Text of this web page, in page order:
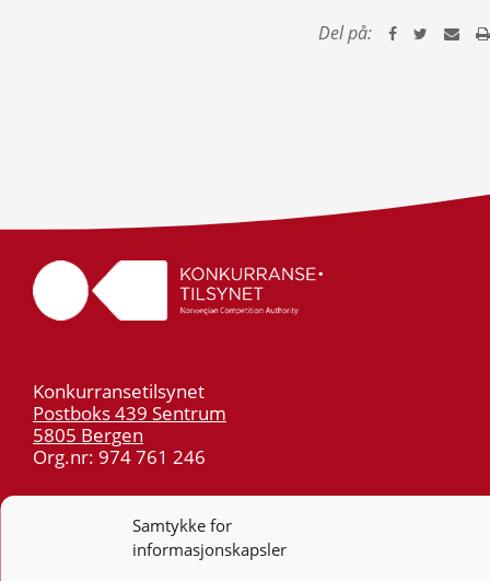
Samtykke for
informasjonskapsler
Del på:
Konkurransetilsynet
Postboks 439 Sentrum
5805 Bergen
Org.nr: 974 761 246
55 59 75 00
post@kt.no